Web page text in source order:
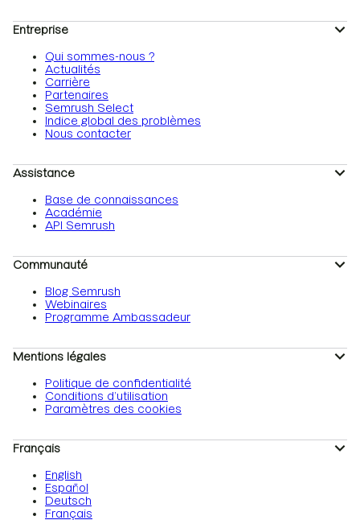
Entreprise
Qui sommes-nous ?
Actualités
Carrière
Partenaires
Semrush Select
Indice global des problèmes
Nous contacter
Assistance
Base de connaissances
Académie
API Semrush
Communauté
Blog Semrush
Webinaires
Programme Ambassadeur
Mentions légales
Politique de confidentialité
Conditions d’utilisation
Paramètres des cookies
Français
English
Español
Deutsch
Français